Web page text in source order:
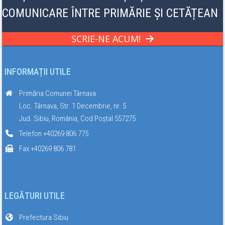
COMUNICARE ÎNTRE PRIMĂRIE ȘI CETĂȚEAN
SCRIE-NE ACUM!
INFORMAȚII UTILE
Primăria Comunei Târnava
Loc. Târnava, Str. 1 Decembrie, nr. 5
Jud. Sibiu, România, Cod Poștal 557275
Telefon +40269 806 775
Fax +40269 806 781
LEGĂTURI UTILE
Prefectura Sibiu